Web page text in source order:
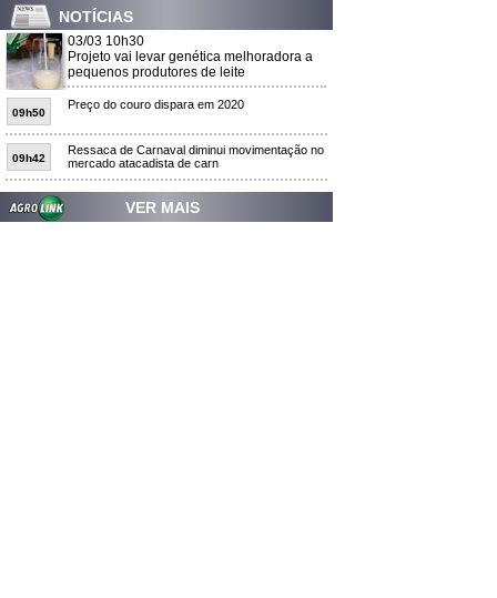
NOTÍCIAS
03/03 10h30
Projeto vai levar genética melhoradora a
pequenos produtores de leite
09h50
Preço do couro dispara em 2020
09h42
Ressaca de Carnaval diminui movimentação no
mercado atacadista de carn
VER MAIS